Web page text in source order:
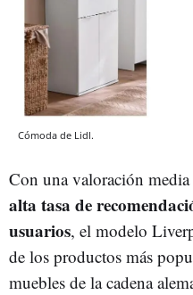
Cómoda de Lidl.
Con una valoración
alta tasa de
usuarios, el modelo
de los productos más
muebles de la cadena